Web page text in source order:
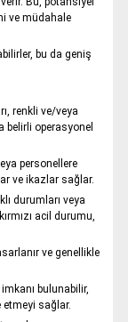
ve müdahale
bu da geniş
renkli ve/veya
belirli operasyonel
personellere
ve ikazlar sağlar.
durumları veya
acil durumu,
ve genellikle
bulunabilir,
etmeyi sağlar.